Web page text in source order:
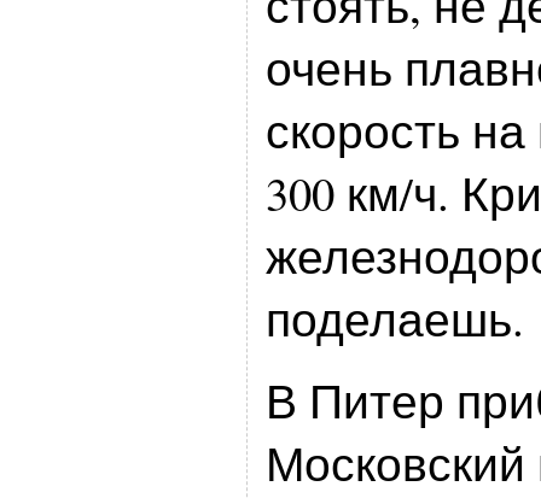
очень
скорость
300 км/ч.
поделаешь.
В Питер